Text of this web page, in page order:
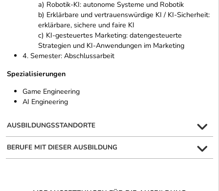
a) Robotik-KI: autonome Systeme und Robotik
b) Erklärbare und vertrauenswürdige KI / KI-Sicherheit:
erklärbare, sichere und faire KI
c) KI-gesteuertes Marketing: datengesteuerte
Strategien und KI-Anwendungen im Marketing
4. Semester: Abschlussarbeit
Spezialisierungen
Game Engineering
AI Engineering
AUSBILDUNGSSTANDORTE
BERUFE MIT DIESER AUSBILDUNG